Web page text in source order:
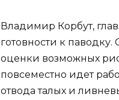
Владимир Корбут,
готовности к
оценки возможных
повсеместно идет
отвода талых и